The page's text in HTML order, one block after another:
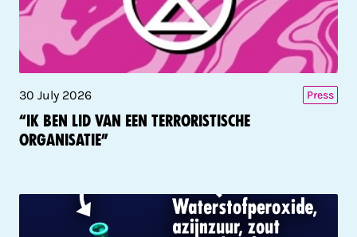
30 July 2026 Press
“Ik ben lid van een terroristische
organisatie”